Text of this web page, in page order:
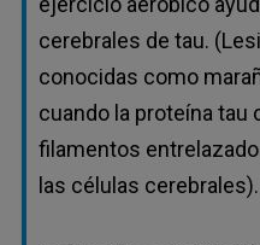
cerebrales de tau.
conocidas como
cuando la proteína tau
filamentos
las células cerebrales).